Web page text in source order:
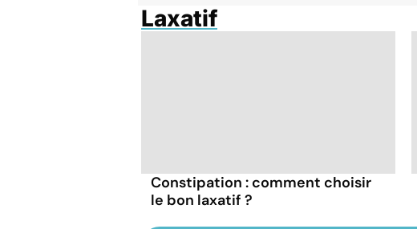
Laxatif
Constipation : comment choisir
le bon laxatif ?